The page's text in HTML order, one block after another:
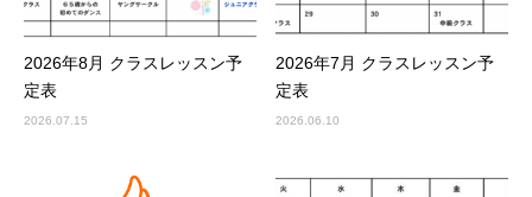
2026年8月 クラスレッスン予
定表
2026.07.15
2026年7月 クラスレッスン予
定表
2026.06.10